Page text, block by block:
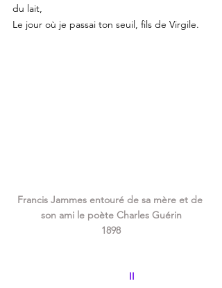
du lait,
Le jour où je passai ton seuil, fils de Virgile.
Francis Jammes entouré de sa mère et de
son ami le poète Charles Guérin
1898
II